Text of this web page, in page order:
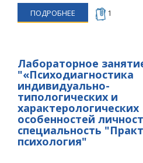
ПОДРОБНЕЕ 1
Лабораторное
"«Психодиагностика
индивидуально-
типологических и
характерологических
особенностей
специальность
психология"